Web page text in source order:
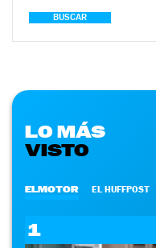
BUSCAR
LO MÁS
VISTO
ELMOTOR EL HUFFPOST
1